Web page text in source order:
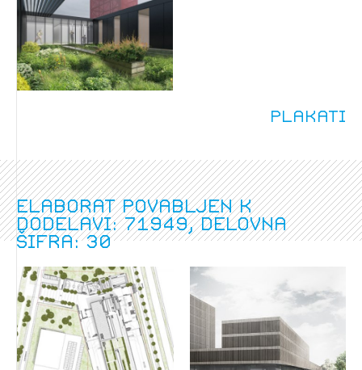
Plakati
Elaborat povabljen k
dodelavi: 71949, delovna
šifra: 30